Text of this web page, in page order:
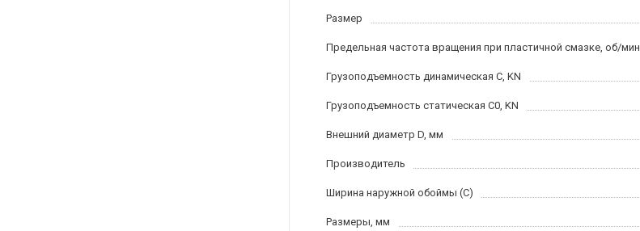
Размер
Предельная частота вращения при пластичной смазке, об/мин
Грузоподъемность динамическая C, KN
Грузоподъемность статическая C0, KN
Внешний диаметр D, мм
Производитель
Ширина наружной обоймы (C)
Размеры, мм